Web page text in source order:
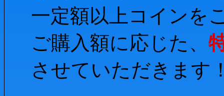
一定額以上コインを
ご購入額に応じた、
させていただきます